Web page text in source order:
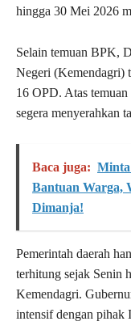
hingga 30 Mei 2026
Selain temuan BPK,
Negeri (Kemendagri)
16 OPD. Atas
segera menyerahkan
Baca juga: Minta
Bantuan Warga,
Dimanja!
Pemerintah daerah
terhitung sejak Senin
Kemendagri.
intensif dengan pihak